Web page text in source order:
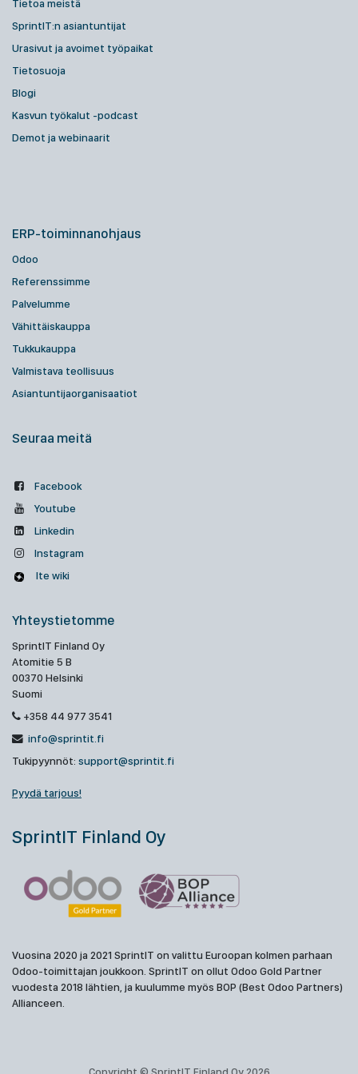
Tietoa meistä
SprintIT:n asiantuntijat
Urasivut ja avoimet työpaikat
Tietosuoja
Blogi
Kasvun työkalut -podcast
Demot ja webinaarit
ERP-toiminnanohjaus
Odoo
Referenssimme
Palvelumme
Vähittäiskauppa
Tukkukauppa
Valmistava teollisuus
Asiantuntijaorganisaatiot
Seuraa meitä
Facebook
Youtube
Linkedin
Instagram
Ite wiki
Yhteystietomme
SprintIT Finland Oy
Atomitie 5 B
00370 Helsinki
Suomi
+358 44 977 3541
info@sprintit.fi
Tukipyynnöt: support@sprintit.fi
Pyydä tarjous!
SprintIT Finland Oy
Vuosina 2020 ja 2021 SprintIT on valittu Euroopan kolmen parhaan
Odoo-toimittajan joukkoon. SprintIT on ollut Odoo Gold Partner
vuodesta 2018 lähtien, ja kuulumme myös BOP (Best Odoo Partners)
Allianceen.
Copyright © SprintIT Finland Oy 2026